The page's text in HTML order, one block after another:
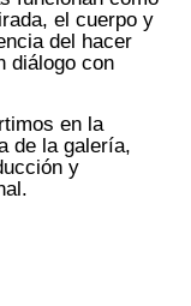
el cuerpo y
del hacer
diálogo con
en la
de la galería,
y